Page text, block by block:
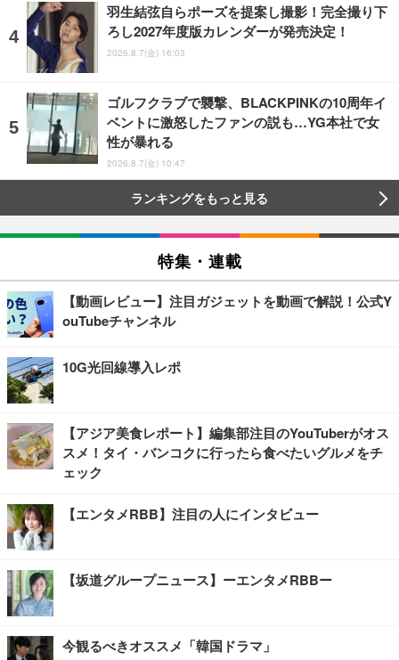
羽生結弦自らポーズを提案し撮影！完全撮り下
ろし2027年度版カレンダーが発売決定！
2026.8.7(金) 16:03
ゴルフクラブで襲撃、BLACKPINKの10周年イ
ベントに激怒したファンの説も…YG本社で女
性が暴れる
2026.8.7(金) 10:47
ランキングをもっと見る
特集・連載
【動画レビュー】注目ガジェットを動画で解説！公式Y
ouTubeチャンネル
10G光回線導入レポ
【アジア美食レポート】編集部注目のYouTuberがオス
スメ！タイ・バンコクに行ったら食べたいグルメをチ
ェック
【エンタメRBB】注目の人にインタビュー
【坂道グループニュース】ーエンタメRBBー
今観るべきオススメ「韓国ドラマ」